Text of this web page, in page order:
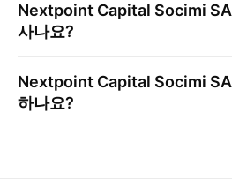
Nextpoint Capital Socimi SA
사나요?
Nextpoint Capital Socimi SA
하나요?